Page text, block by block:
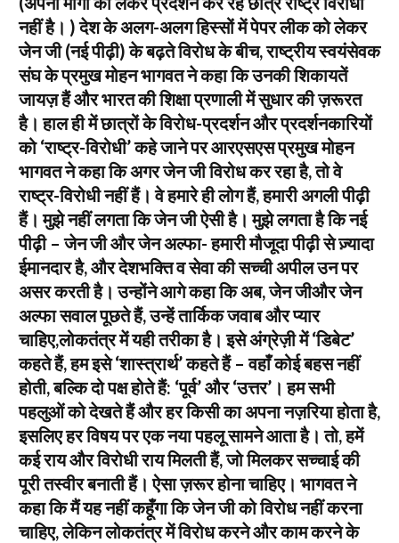
नहीं है। ) देश के अलग-अलग हिस्सों में पेपर लीक को लेकर
जेन जी (नई पीढ़ी) के बढ़ते विरोध के बीच, राष्ट्रीय स्वयंसेवक
संघ के प्रमुख मोहन भागवत ने कहा कि उनकी शिकायतें
जायज़ हैं और भारत की शिक्षा प्रणाली में सुधार की ज़रूरत
है। हाल ही में छात्रों के विरोध-प्रदर्शन और प्रदर्शनकारियों
को ‘राष्ट्र-विरोधी’ कहे जाने पर आरएसएस प्रमुख मोहन
भागवत ने कहा कि अगर जेन जी विरोध कर रहा है, तो वे
राष्ट्र-विरोधी नहीं हैं। वे हमारे ही लोग हैं, हमारी अगली पीढ़ी
हैं। मुझे नहीं लगता कि जेन जी ऐसी है। मुझे लगता है कि नई
पीढ़ी – जेन जी और जेन अल्फा- हमारी मौजूदा पीढ़ी से ज़्यादा
ईमानदार है, और देशभक्ति व सेवा की सच्ची अपील उन पर
असर करती है। उन्होंने आगे कहा कि अब, जेन जीऔर जेन
अल्फा सवाल पूछते हैं, उन्हें तार्किक जवाब और प्यार
चाहिए,लोकतंत्र में यही तरीका है। इसे अंग्रेज़ी में ‘डिबेट’
कहते हैं, हम इसे ‘शास्त्रार्थ’ कहते हैं – वहाँ कोई बहस नहीं
होती, बल्कि दो पक्ष होते हैं: ‘पूर्व’ और ‘उत्तर’। हम सभी
पहलुओं को देखते हैं और हर किसी का अपना नज़रिया होता है,
इसलिए हर विषय पर एक नया पहलू सामने आता है। तो, हमें
कई राय और विरोधी राय मिलती हैं, जो मिलकर सच्चाई की
पूरी तस्वीर बनाती हैं। ऐसा ज़रूर होना चाहिए। भागवत ने
कहा कि मैं यह नहीं कहूँगा कि जेन जी को विरोध नहीं करना
चाहिए, लेकिन लोकतंत्र में विरोध करने और काम करने के